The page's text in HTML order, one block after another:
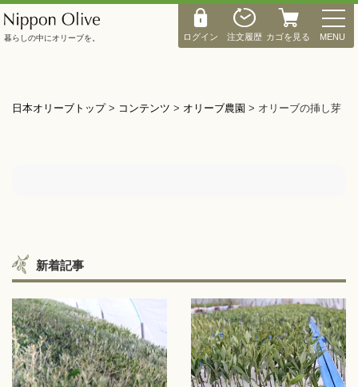
ログイン 注文履歴 カゴを見る
M
E
N
MENU
暮らしの中にオリーブを。
日本オリーブトップ> コンテンツ > オリーブ農園 > オリーブの挿し芽
新着記事